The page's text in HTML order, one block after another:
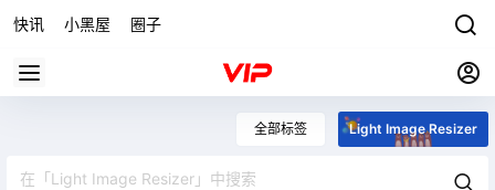
快讯 小黑屋 圈子
全部标签 Light Image Resizer